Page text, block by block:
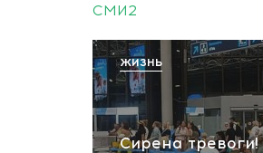
СМИ2
Сирена
ЖИЗНЬ